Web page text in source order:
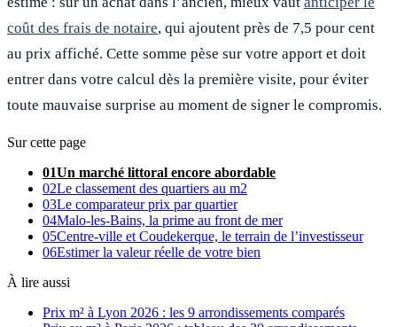
coût des frais de notaire, qui ajoutent près de 7,5 pour cent
au prix affiché. Cette somme pèse sur votre apport et doit
entrer dans votre calcul dès la première visite, pour éviter
toute mauvaise surprise au moment de signer le compromis.
Sur cette page
01Un marché littoral encore abordable
02Le classement des quartiers au m2
03Le comparateur prix par quartier
04Malo-les-Bains, la prime au front de mer
05Centre-ville et Coudekerque, le terrain de l’investisseur
06Estimer la valeur réelle de votre bien
À lire aussi
Prix m² à Lyon 2026 : les 9 arrondissements comparés